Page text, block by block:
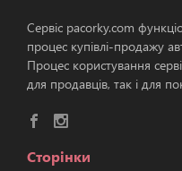
Сервіс pacorky.com
процес купівлі-продажу
Процес користування
для продавців, так і для
Сторінки